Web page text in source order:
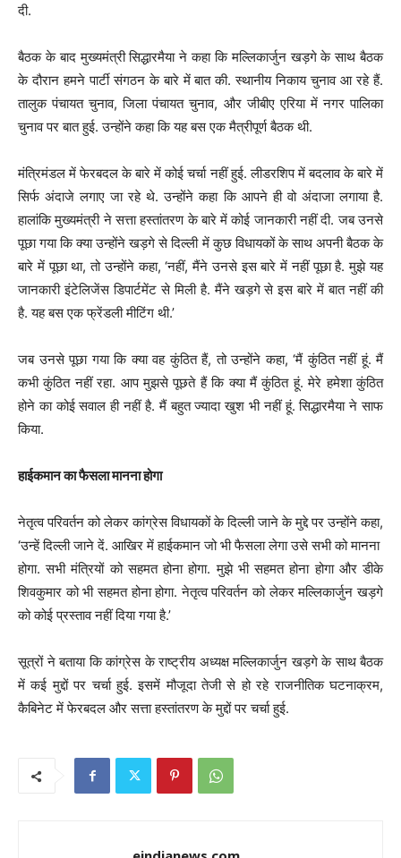
दी.
बैठक के बाद मुख्यमंत्री सिद्धारमैया ने कहा कि मल्लिकार्जुन खड़गे के साथ बैठक
के दौरान हमने पार्टी संगठन के बारे में बात की. स्थानीय निकाय चुनाव आ रहे हैं.
तालुक पंचायत चुनाव, जिला पंचायत चुनाव, और जीबीए एरिया में नगर पालिका
चुनाव पर बात हुई. उन्होंने कहा कि यह बस एक मैत्रीपूर्ण बैठक थी.
मंत्रिमंडल में फेरबदल के बारे में कोई चर्चा नहीं हुई. लीडरशिप में बदलाव के बारे में
सिर्फ अंदाजे लगाए जा रहे थे. उन्होंने कहा कि आपने ही वो अंदाजा लगाया है.
हालांकि मुख्यमंत्री ने सत्ता हस्तांतरण के बारे में कोई जानकारी नहीं दी. जब उनसे
पूछा गया कि क्या उन्होंने खड़गे से दिल्ली में कुछ विधायकों के साथ अपनी बैठक के
बारे में पूछा था, तो उन्होंने कहा, ‘नहीं, मैंने उनसे इस बारे में नहीं पूछा है. मुझे यह
जानकारी इंटेलिजेंस डिपार्टमेंट से मिली है. मैंने खड़गे से इस बारे में बात नहीं की
है. यह बस एक फ्रेंडली मीटिंग थी.’
जब उनसे पूछा गया कि क्या वह कुंठित हैं, तो उन्होंने कहा, ‘मैं कुंठित नहीं हूं. मैं
कभी कुंठित नहीं रहा. आप मुझसे पूछते हैं कि क्या मैं कुंठित हूं. मेरे हमेशा कुंठित
होने का कोई सवाल ही नहीं है. मैं बहुत ज्यादा खुश भी नहीं हूं. सिद्धारमैया ने साफ
किया.
हाईकमान का फैसला मानना ​​होगा
नेतृत्व परिवर्तन को लेकर कांग्रेस विधायकों के दिल्ली जाने के मुद्दे पर उन्होंने कहा,
‘उन्हें दिल्ली जाने दें. आखिर में हाईकमान जो भी फैसला लेगा उसे सभी को मानना ​​
होगा. सभी मंत्रियों को सहमत होना होगा. मुझे भी सहमत होना होगा और डीके
शिवकुमार को भी सहमत होना होगा. नेतृत्व परिवर्तन को लेकर मल्लिकार्जुन खड़गे
को कोई प्रस्ताव नहीं दिया गया है.’
सूत्रों ने बताया कि कांग्रेस के राष्ट्रीय अध्यक्ष मल्लिकार्जुन खड़गे के साथ बैठक
में कई मुद्दों पर चर्चा हुई. इसमें मौजूदा तेजी से हो रहे राजनीतिक घटनाक्रम,
कैबिनेट में फेरबदल और सत्ता हस्तांतरण के मुद्दों पर चर्चा हुई.